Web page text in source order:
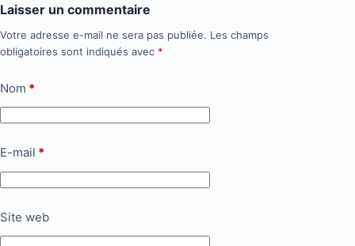
Laisser un commentaire
Votre adresse e-mail ne sera pas publiée. Les champs
obligatoires sont indiqués avec *
Nom *
E-mail *
Site web